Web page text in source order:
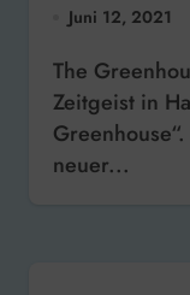
Juni 12, 2021
The Greenhouse: Das ehemalige Café
Zeitgeist in
neuer...